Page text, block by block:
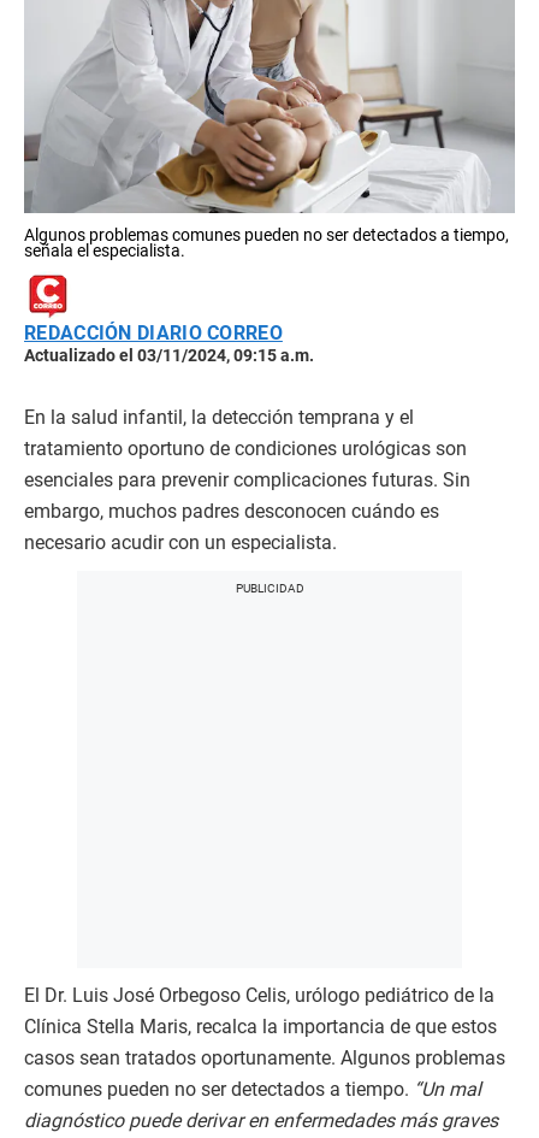
Algunos problemas comunes pueden no ser detectados a tiempo,
señala el especialista.
REDACCIÓN DIARIO CORREO
Actualizado el 03/11/2024, 09:15 a.m.
En la salud infantil, la detección temprana y el
tratamiento oportuno de condiciones urológicas son
esenciales para prevenir complicaciones futuras. Sin
embargo, muchos padres desconocen cuándo es
necesario acudir con un especialista.
El Dr. Luis José Orbegoso Celis, urólogo pediátrico de la
Clínica Stella Maris, recalca la importancia de que estos
casos sean tratados oportunamente. Algunos problemas
comunes pueden no ser detectados a tiempo. “Un mal
diagnóstico puede derivar en enfermedades más graves